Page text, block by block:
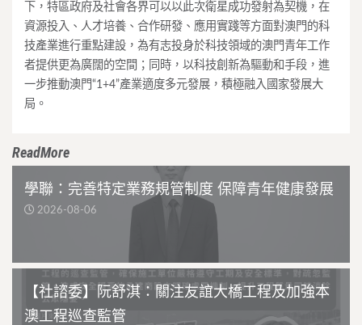
下，特區政府及社會各界可以以此次衛星成功發射為契機，在
資源投入、人才培養、合作研發、應用實踐等方面對澳門的科
技產業進行重點建設，為有志投身於科技領域的澳門青年工作
者提供更為廣闊的空間；同時，以科技創新為驅動和手段，進
一步推動澳門“1+4”產業適度多元發展，積極融入國家發展大
局。
ReadMore
學聯：完善特定業務規管制度 保障青年健康發展
2026-08-06
【社諮委】阮舒淇：關注友誼大橋工程及加強本
澳工程巡查監管